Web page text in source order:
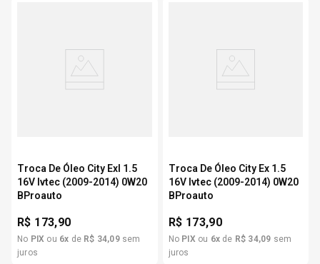
Troca De Óleo City Exl 1.5
16V Ivtec (2009-2014) 0W20
BProauto
R$ 173,90
No PIX ou 6x de R$ 34,09sem
juros
Troca De Óleo City Ex 1.5
16V Ivtec (2009-2014) 0W20
BProauto
R$ 173,90
No PIX ou 6xde R$ 34,09 sem
juros